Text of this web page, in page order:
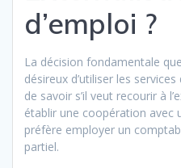
d’emploi ?
La décision fondamentale
désireux d’utiliser les services
de savoir s’il veut recourir à
établir une coopération avec
préfère employer un
partiel.